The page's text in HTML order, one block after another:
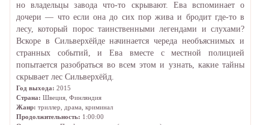
но владельцы завода что-то скрывают. Ева вспоминает о
дочери — что если она до сих пор жива и бродит где-то в
лесу, который порос таинственными легендами и слухами?
Вскоре в Сильверхёйде начинается череда необъяснимых и
странных событий, и Ева вместе с местной полицией
попытается разобраться во всем этом и узнать, какие тайны
скрывает лес Сильверхёйд.
Год выхода: 2015
Страна: Швеция, Финляндия
Жанр: триллер, драма, криминал
Продолжительность: 1:00:00